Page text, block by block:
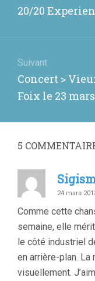
précédent
20/20
Suivant
Article
suivant
Concert >
Foix le 23 mars
5
24 mars
Comme cette
semaine, elle
le côté industriel
en arrière-plan.
visuellement.